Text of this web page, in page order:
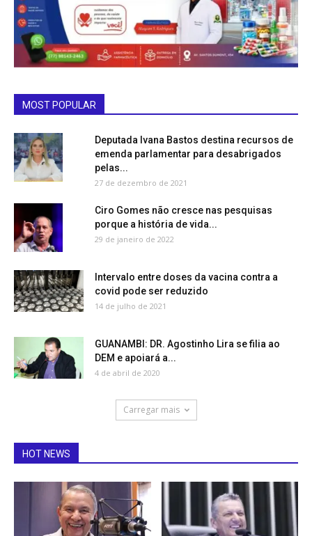
MOST POPULAR
Deputada Ivana Bastos destina recursos de
emenda parlamentar para desabrigados
pelas...
27 de dezembro de 2021
Ciro Gomes não cresce nas pesquisas
porque a história de vida...
29 de janeiro de 2022
Intervalo entre doses da vacina contra a
covid pode ser reduzido
14 de julho de 2021
GUANAMBI: DR. Agostinho Lira se filia ao
DEM e apoiará a...
4 de abril de 2020
Carregar mais
HOT NEWS